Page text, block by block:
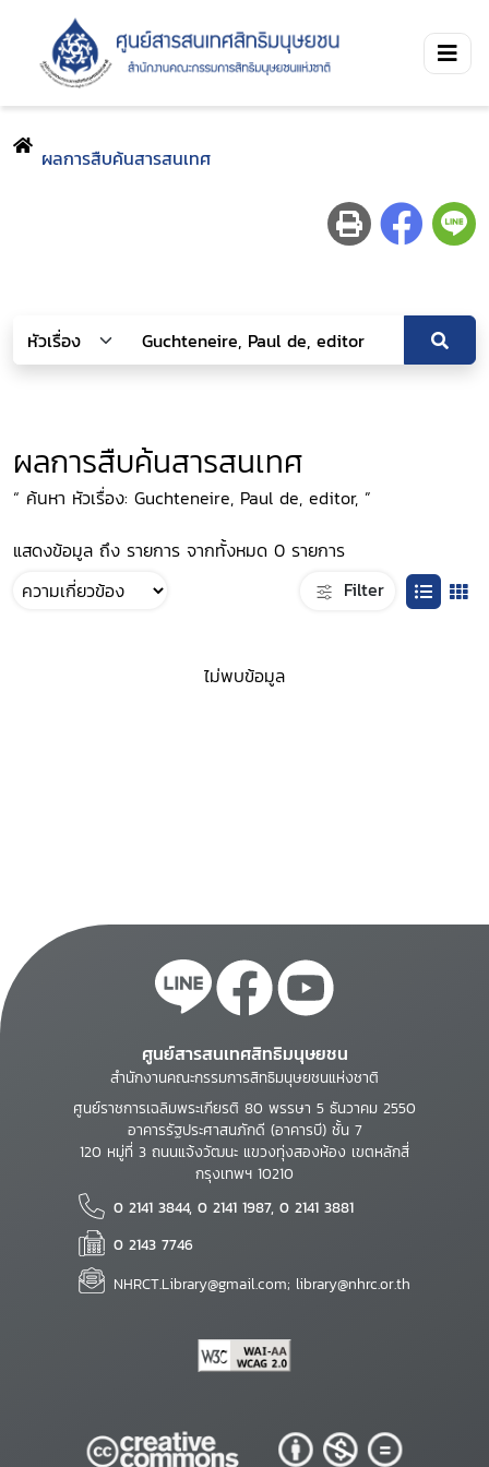
ผลการสืบค้นสารสนเทศ
ผลการสืบค้นสารสนเทศ
“ ค้นหา หัวเรื่อง: Guchteneire, Paul de, editor, ”
แสดงข้อมูล ถึง รายการ จากทั้งหมด 0 รายการ
Filter
ไม่พบข้อมูล
ศูนย์สารสนเทศสิทธิมนุษยชน
สำนักงานคณะกรรมการสิทธิมนุษยชนแห่งชาติ
ศูนย์ราชการเฉลิมพระเกียรติ 80 พรรษา 5 ธันวาคม 2550
อาคารรัฐประศาสนภักดี (อาคารบี) ชั้น 7
120 หมู่ที่ 3 ถนนแจ้งวัฒนะ แขวงทุ่งสองห้อง เขตหลักสี่
กรุงเทพฯ 10210
0 2141 3844, 0 2141 1987, 0 2141 3881
0 2143 7746
NHRCT.Library@gmail.com; library@nhrc.or.th